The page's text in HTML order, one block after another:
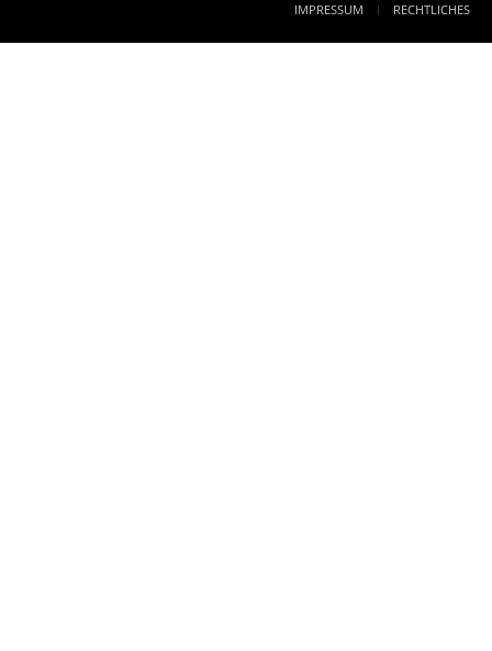
IMPRESSUM
RECHTLICHES